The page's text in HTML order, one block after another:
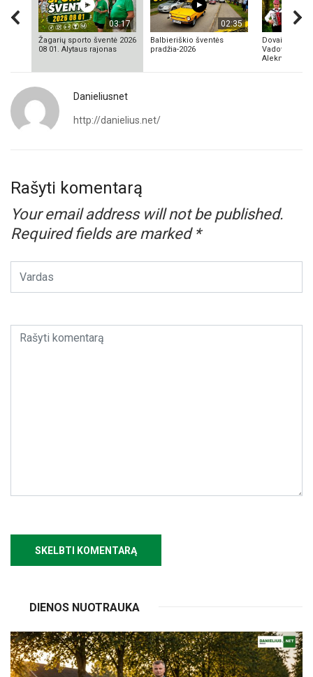
03:17
Žagarių sporto šventė 2026
08 01. Alytaus rajonas
02:35
Balbieriškio šventės
pradžia-2026
Dovainonių
Vadovas
Aleknavičius
Danieliusnet
http://danielius.net/
Rašyti komentarą
Your email address will not be published.
Required fields are marked *
DIENOS NUOTRAUKA